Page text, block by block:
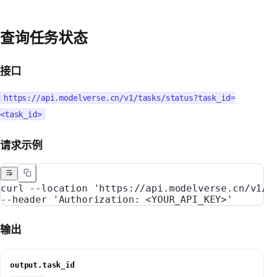
查询任务状态
接口
https://api.modelverse.cn/v1/tasks/status?task_id=
<task_id>
请求示例
curl --location 'https://api.modelverse.cn/
--header
'Authorization: <YOUR_API_KEY>'
输出
output.task_id